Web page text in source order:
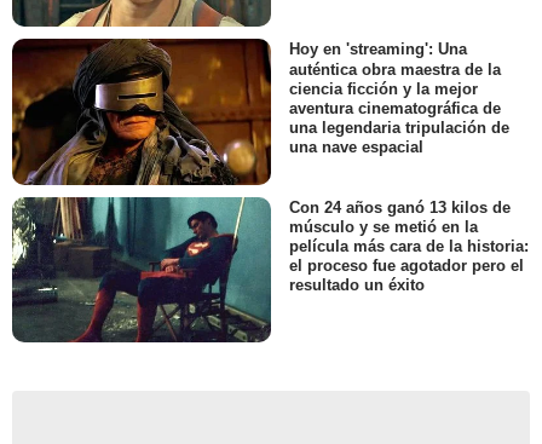
Hoy en 'streaming': Una
auténtica obra maestra de la
ciencia ficción y la mejor
aventura cinematográfica de
una legendaria tripulación de
una nave espacial
Con 24 años ganó 13 kilos de
músculo y se metió en la
película más cara de la historia:
el proceso fue agotador pero el
resultado un éxito